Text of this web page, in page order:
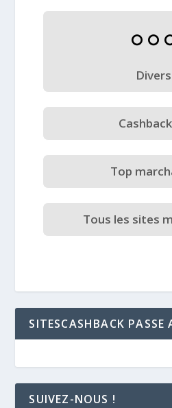
Divers
Top
Tous les sites
SITESCASHBACK PASSE
SUIVEZ-NOUS !